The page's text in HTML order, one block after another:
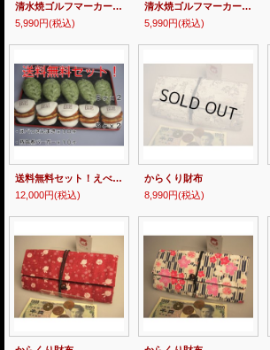
清水焼ゴルフマーカー(1)呉須（藍色染付）タイプ
5,990円(税込)
清水焼ゴルフマーカー(1)呉須（藍色染付）タイプ
5,990円(税込)
送料無料セット！えべっさんまき １０個＋豚角煮バーガー１０個(冷凍食品)
12,000円(税込)
からくり財布
8,990円(税込)